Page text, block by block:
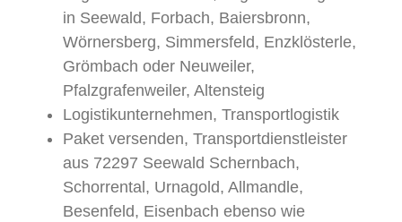
in Seewald, Forbach, Baiersbronn,
Wörnersberg, Simmersfeld, Enzklösterle,
Grömbach oder Neuweiler,
Pfalzgrafenweiler, Altensteig
Logistikunternehmen, Transportlogistik
Paket versenden, Transportdienstleister
aus 72297 Seewald Schernbach,
Schorrental, Urnagold, Allmandle,
Besenfeld, Eisenbach ebenso wie